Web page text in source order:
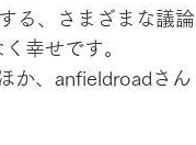
る、さまざまな議論
幸せです。
か、anfieldroadさん